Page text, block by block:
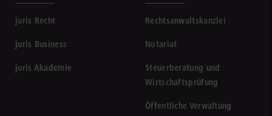
juris Recht
juris Business
juris Akademie
Rechtsanwaltskanzlei
Notariat
Steuerberatung und
Wirtschaftsprüfung
Öffentliche Verwaltung